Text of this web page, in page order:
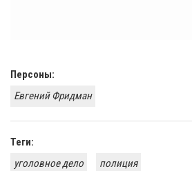
Персоны:
Евгений Фридман
Теги:
уголовное дело
полиция